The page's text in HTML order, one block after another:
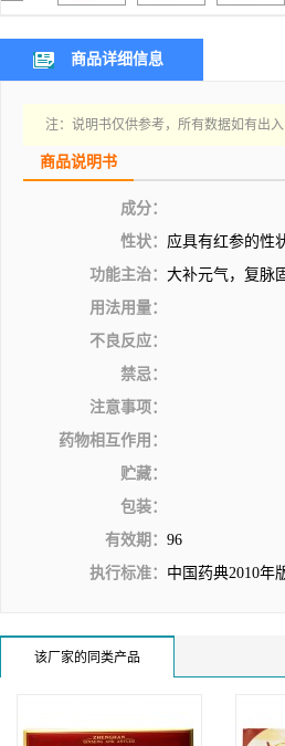
商品详细信息
注：说明书仅供参考，所有数据如有出
商品说明书
成分：
性状： 应具有红参的性
功能主治： 大补元气，复脉
用法用量：
不良反应：
禁忌：
注意事项：
药物相互作用：
贮藏：
包装：
有效期： 96
执行标准： 中国药典2010年
该厂家的同类产品